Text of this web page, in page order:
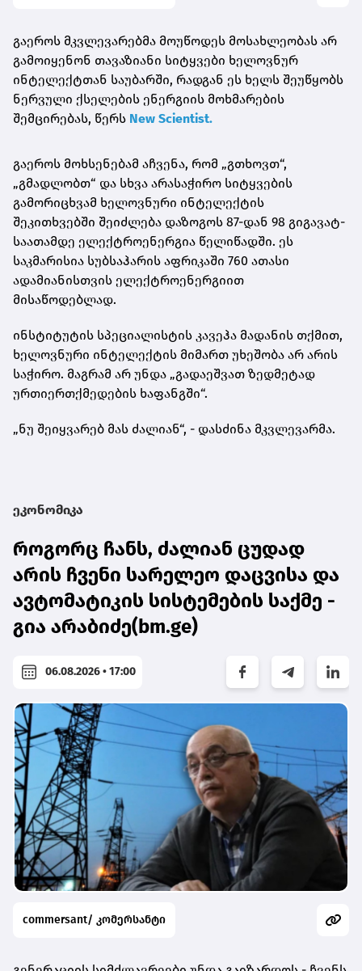
გაეროს მკვლევარებმა მოუწოდეს მოსახლეობას არ
გამოიყენონ თავაზიანი სიტყვები ხელოვნურ
ინტელექტთან საუბარში, რადგან ეს ხელს შეუწყობს
ნერვული ქსელების ენერგიის მოხმარების
შემცირებას, წერს New Scientist.
გაეროს მოხსენებამ აჩვენა, რომ „გთხოვთ“,
„გმადლობთ“ და სხვა არასაჭირო სიტყვების
გამორიცხვამ ხელოვნური ინტელექტის
შეკითხვებში შეიძლება დაზოგოს 87-დან 98 გიგავატ-
საათამდე ელექტროენერგია წელიწადში. ეს
საკმარისია სუბსაჰარის აფრიკაში 760 ათასი
ადამიანისთვის ელექტროენერგიით
მისაწოდებლად.
ინსტიტუტის სპეციალისტის კავეჰა მადანის თქმით,
ხელოვნური ინტელექტის მიმართ უხეშობა არ არის
საჭირო. მაგრამ არ უნდა „გადაეშვათ ზედმეტად
ურთიერთქმედების ხაფანგში“.
„ნუ შეიყვარებ მას ძალიან“, - დასძინა მკვლევარმა.
ეკონომიკა
როგორც ჩანს, ძალიან ცუდად
არის ჩვენი სარელეო დაცვისა და
ავტომატიკის სისტემების საქმე -
გია არაბიძე(bm.ge)
06.08.2026 • 17:00
commersant/ კომერსანტი